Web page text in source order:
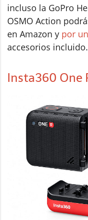
incluso la GoPro
OSMO Action
en Amazon y por
accesorios incluido.
Insta360 One